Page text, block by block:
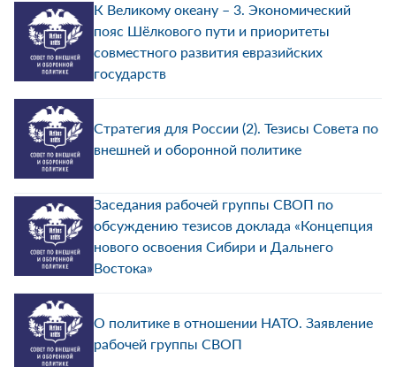
К Великому океану – 3. Экономический
пояс Шёлкового пути и приоритеты
совместного развития евразийских
государств
Стратегия для России (2). Тезисы Совета по
внешней и оборонной политике
Заседания рабочей группы СВОП по
обсуждению тезисов доклада «Концепция
нового освоения Сибири и Дальнего
Востока»
О политике в отношении НАТО. Заявление
рабочей группы СВОП